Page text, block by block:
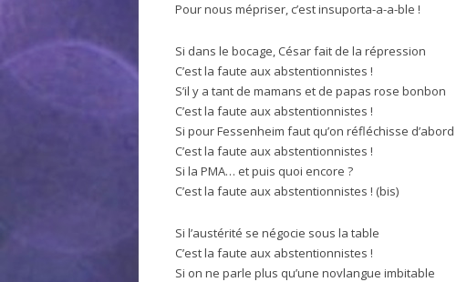
Pour nous mépriser, c’est insuporta-a-a-ble !
Si dans le bocage, César fait de la répression
C’est la faute aux abstentionnistes !
S’il y a tant de mamans et de papas rose bonbon
C’est la faute aux abstentionnistes !
Si pour Fessenheim faut qu’on réfléchisse d’abord
C’est la faute aux abstentionnistes !
Si la PMA… et puis quoi encore ?
C’est la faute aux abstentionnistes ! (bis)
Si l’austérité se négocie sous la table
C’est la faute aux abstentionnistes !
Si on ne parle plus qu’une novlangue imbitable